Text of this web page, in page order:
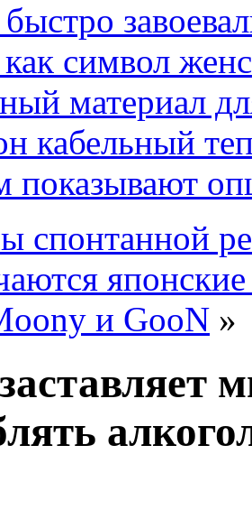
символ
материал
кабельный
показывают
спонтанной
и GooN »